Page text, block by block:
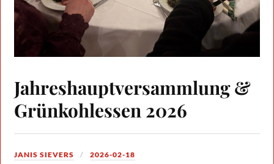
Jahreshauptversammlung &
Grünkohlessen 2026
JANIS SIEVERS 2026-02-18